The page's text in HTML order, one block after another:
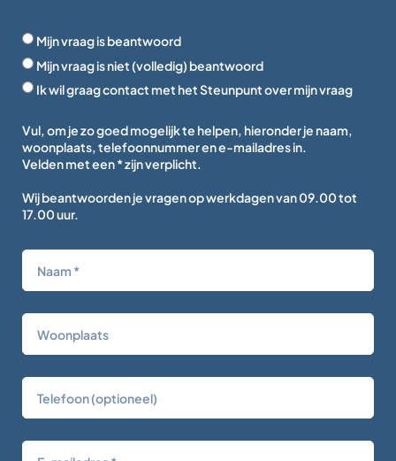
Mijn vraag is beantwoord
Mijn vraag is niet (volledig) beantwoord
Ik wil graag contact met het Steunpunt over mijn vraag
Vul, om je zo goed mogelijk te helpen, hieronder je naam,
woonplaats, telefoonnummer en e-mailadres in.
Velden met een * zijn verplicht.
Wij beantwoorden je vragen op werkdagen van 09.00 tot
17.00 uur.